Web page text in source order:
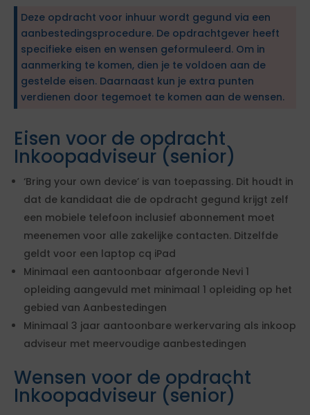
Deze opdracht voor inhuur wordt gegund via een
aanbestedingsprocedure. De opdrachtgever heeft
specifieke eisen en wensen geformuleerd. Om in
aanmerking te komen, dien je te voldoen aan de
gestelde eisen. Daarnaast kun je extra punten
verdienen door tegemoet te komen aan de wensen.
Eisen voor de opdracht
Inkoopadviseur (senior)
‘Bring your own device’ is van toepassing. Dit houdt in
dat de kandidaat die de opdracht gegund krijgt zelf
een mobiele telefoon inclusief abonnement moet
meenemen voor alle zakelijke contacten. Ditzelfde
geldt voor een laptop cq iPad
Minimaal een aantoonbaar afgeronde Nevi 1
opleiding aangevuld met minimaal 1 opleiding op het
gebied van Aanbestedingen
Minimaal 3 jaar aantoonbare werkervaring als inkoop
adviseur met meervoudige aanbestedingen
Wensen voor de opdracht
Inkoopadviseur (senior)